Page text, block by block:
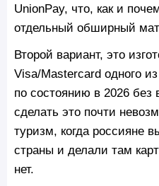
UnionPay, что, как и
отдельный обширный
Второй вариант, это
Visa/Mastercard одного
по состоянию в 2026 без
сделать это почти
туризм, когда россияне
страны и делали там
нет.